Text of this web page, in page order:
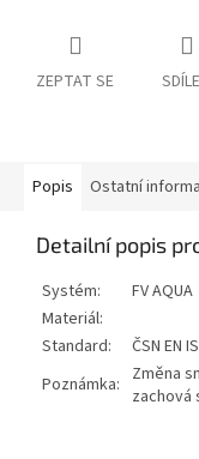
ZEPTAT SE
Popis Ostatní
Detailní popis
Systém:
FV AQUA
Materiál:
Standard:
ČSN EN
Poznámka: Změna